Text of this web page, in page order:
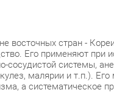
восточных стран -
Его применяют при
системы,
малярии и т.п.).
а систематическое